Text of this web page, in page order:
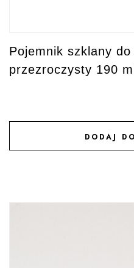
Pojemnik szklany
przezroczysty 190
DODAJ
DODAJ